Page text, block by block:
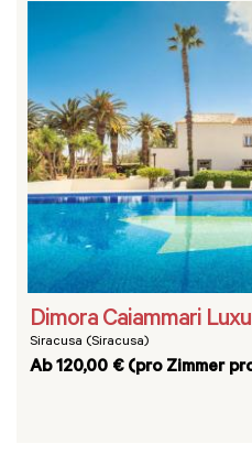
Dimora Caiammari
Siracusa (Siracusa)
Ab 120,00 € (pro Zimmer